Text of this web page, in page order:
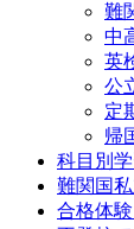
難
中
英
公
定
帰
科目別
難関国
合格体